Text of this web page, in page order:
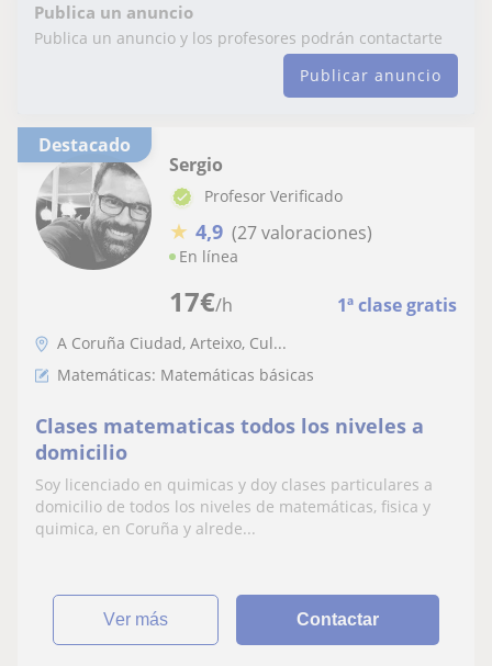
Publica un anuncio
Publica un anuncio y los profesores podrán contactarte
Publicar anuncio
Destacado
17€/h 1ª clase gratis
Sergio
Profesor Verificado
★ 4,9 (27 valoraciones)
En línea
A Coruña Ciudad, Arteixo, Cul...
Matemáticas: Matemáticas básicas
Clases matematicas todos los niveles a
domicilio
Soy licenciado en quimicas y doy clases particulares a
domicilio de todos los niveles de matemáticas, fisica y
quimica, en Coruña y alrede...
ver más Contactar